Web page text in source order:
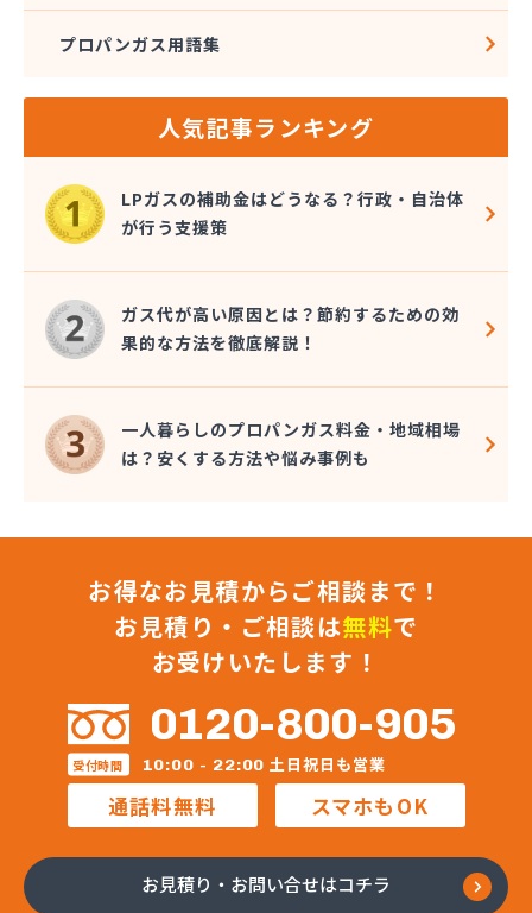
熊本石油株式会社 阿蘇充填所
熊本石油株式会社 宇土充填所
熊本石油株式会社 人吉充填・油槽所
熊本石油株式会社 人吉充填・油槽所
熊本石油株式会社 八代ガスセンター
光永プロパン店
幸輝住設株式会社
広瀬プロパン
荒木商店
合資会社阿蘇プロパン商会
合資会社花田プロパン
合資会社台信商店
佐伯商店
堺プロパン店
三愛オブリガス九州株式会社 熊本営業所
三愛オブリガス九州株式会社 熊本支店
山部石油店
狩場ガス住機株式会社
緒方瓦斯店
小原プロパン
小川商店
昭和電工株式会社熊本ガスセンター
松村石油ガス商会
松島プロパンガス株式会社
上竹プロパン
城南プロパンガス商会
プロパンガス用語集
人気記事ランキング
LPガスの補助金はどうなる？行政・自治体
が行う支援策
ガス代が高い原因とは？節約するための効
果的な方法を徹底解説！
一人暮らしのプロパンガス料金・地域相場
は？安くする方法や悩み事例も
お得なお見積からご相談まで！
お見積り・ご相談は無料で
お受けいたします！
0120-800-905
受付時間 10:00 - 22:00 土日祝日も営業
通話料無料 スマホもOK
お見積り・お問い合せはコチラ